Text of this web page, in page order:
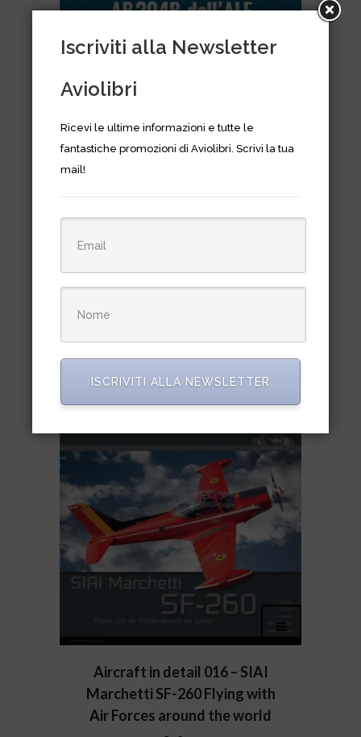
Aircraft in detail 016 – SIAI
Marchetti SF-260 Flying with
Air Forces around the world
Iscriviti alla Newsletter
Aviolibri
Ricevi le ultime informazioni e tutte le
fantastiche promozioni di Aviolibri. Scrivi la tua
mail!
ISCRIVITI ALLA NEWSLETTER